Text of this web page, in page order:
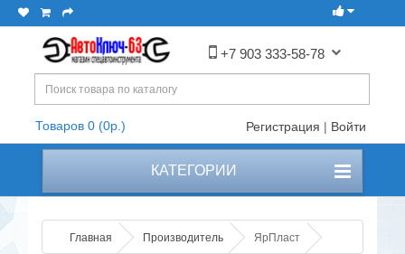
+7 903 333-58-78
Товаров 0 (0р.) Регистрация | Войти
КАТЕГОРИИ
Главная Производитель ЯрПласт